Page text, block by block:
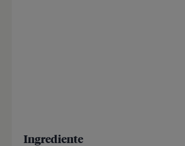
Ingrediente